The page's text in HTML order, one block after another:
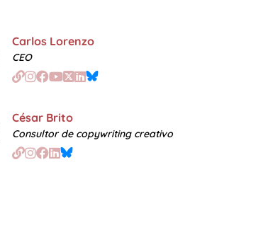
Carlos Lorenzo
CEO
César Brito
Consultor de copywriting creativo